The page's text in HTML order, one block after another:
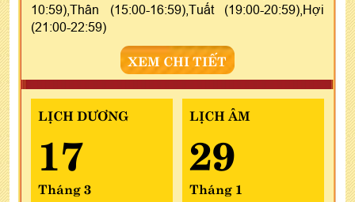
10:59),Thân (15:00-16:59),Tuất (19:00-20:59),Hợi
(21:00-22:59)
XEM CHI TIẾT
LỊCH DƯƠNG
17
Tháng 3
LỊCH ÂM
29
Tháng 1